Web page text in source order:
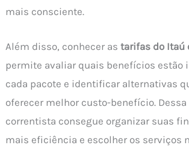
mais consciente.
Além disso, conhecer astarifas do Itaú
permite avaliar quais benefícios estão
cada pacote e identificar alternativas
oferecer melhor custo-benefício. Dessa
correntista consegue organizar suas
mais eficiência e escolher os serviços